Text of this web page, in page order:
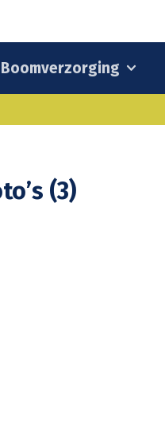
Boomverzorging
(3)